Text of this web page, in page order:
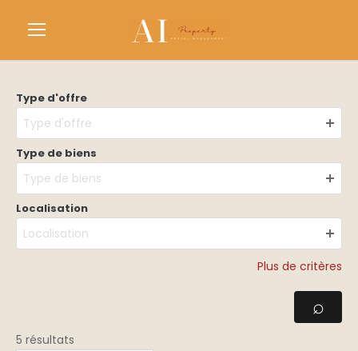
Type d'offre
Type d'offre
Type de biens
Type de biens
Localisation
Localisation
Plus de critères
5 résultats